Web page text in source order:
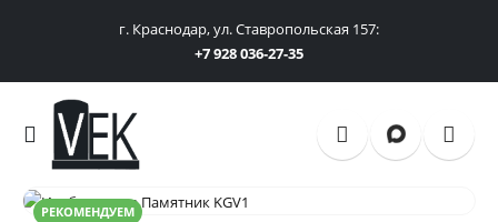
г. Краснодар, ул. Ставропольская 157:
+7 928 036-27-35
РЕКОМЕНДУЕМ